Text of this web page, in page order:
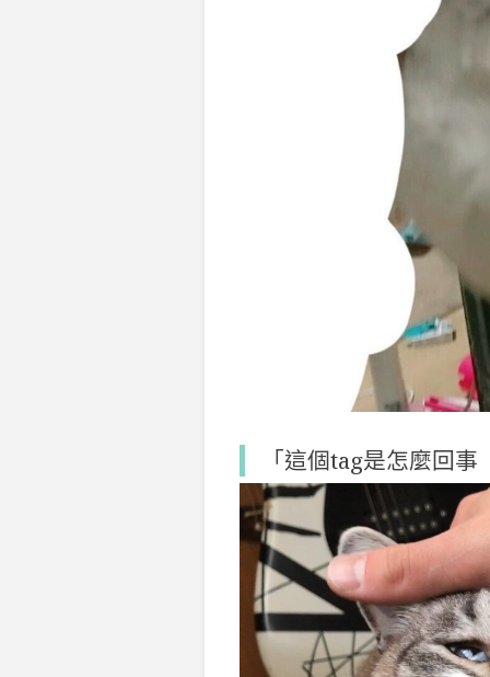
「這個tag是怎麼回事